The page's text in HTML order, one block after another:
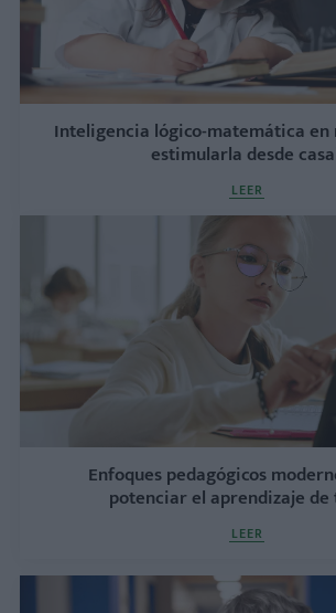
Inteligencia lógico-matemática en
estimularla desde
LEER
Enfoques pedagógicos
potenciar el aprendizaje
LEER